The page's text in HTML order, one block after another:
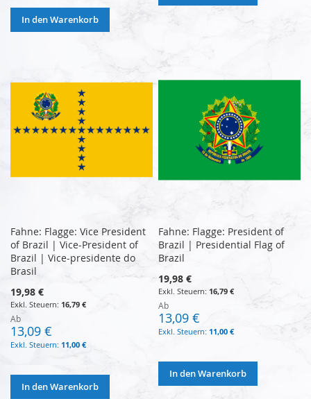
In den Warenkorb
Fahne: Flagge: Vice President
of Brazil | Vice-President of
Brazil | Vice-presidente do
Brasil
19,98 €
16,79 €
Ab
13,09 €
11,00 €
In den Warenkorb
Fahne: Flagge: President of
Brazil | Presidential Flag of
Brazil
19,98 €
16,79 €
Ab
13,09 €
11,00 €
In den Warenkorb